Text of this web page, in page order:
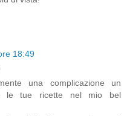
18:49
una complicazione un
le tue ricette nel mio bel